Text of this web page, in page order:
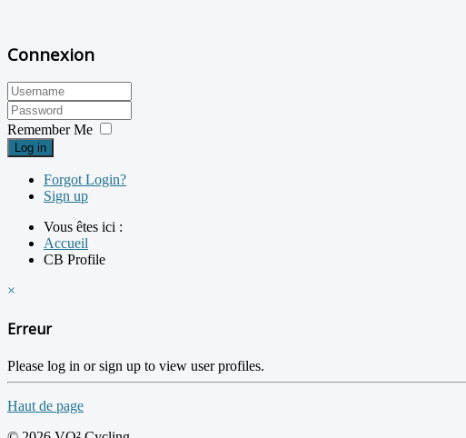
Connexion
Remember Me
Log in
Forgot Login?
Sign up
Vous êtes ici :
Accueil
CB Profile
×
Erreur
Please log in or sign up to view user profiles.
Haut de page